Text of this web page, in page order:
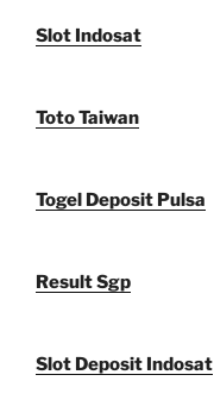
Slot Indosat
Toto Taiwan
Togel Deposit Pulsa
Result Sgp
Slot Deposit Indosat